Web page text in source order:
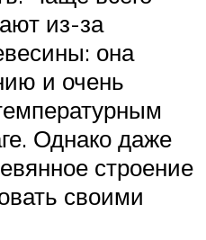
из-за
она
и очень
Однако даже
строение
своими